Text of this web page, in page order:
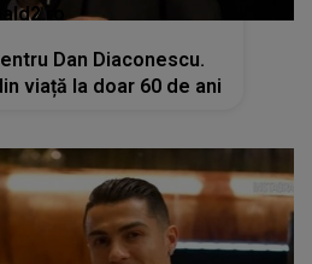
Dan Diaconescu.
viață la doar 60 de ani